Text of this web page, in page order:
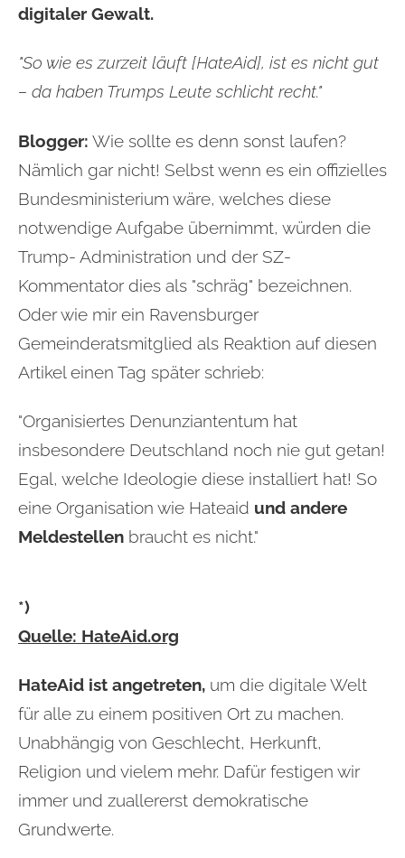
digitaler Gewalt.
"So wie es zurzeit läuft [HateAid], ist es nicht gut
– da haben Trumps Leute schlicht recht."
Blogger: Wie sollte es denn sonst laufen?
Nämlich gar nicht! Selbst wenn es ein offizielles
Bundesministerium wäre, welches diese
notwendige Aufgabe übernimmt, würden die
Trump- Administration und der SZ-
Kommentator dies als "schräg" bezeichnen.
Oder wie mir ein Ravensburger
Gemeinderatsmitglied als Reaktion auf diesen
Artikel einen Tag später schrieb:
"Organisiertes Denunziantentum hat
insbesondere Deutschland noch nie gut getan!
Egal, welche Ideologie diese installiert hat! So
eine Organisation wie Hateaid und andere
Meldestellen braucht es nicht."
*)
Quelle: HateAid.org
HateAid ist angetreten, um die digitale Welt
für alle zu einem positiven Ort zu machen.
Unabhängig von Geschlecht, Herkunft,
Religion und vielem mehr. Dafür festigen wir
immer und zuallererst demokratische
Grundwerte.